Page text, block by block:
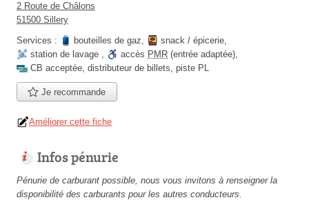
2 Route de Châlons
51500 Sillery
Services :
bouteilles de gaz, snack / épicerie,
station de lavage , accès PMR (entrée adaptée),
CB acceptée, distributeur de billets, piste PL
Je recommande
Améliorer cette fiche
Infos pénurie
Pénurie de carburant possible, nous vous invitons à renseigner la
disponibilité des carburants pour les autres conducteurs.